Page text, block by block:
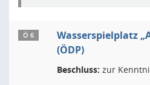
Ö 6
Wasserspielplatz
(ÖDP)
Beschluss: zur